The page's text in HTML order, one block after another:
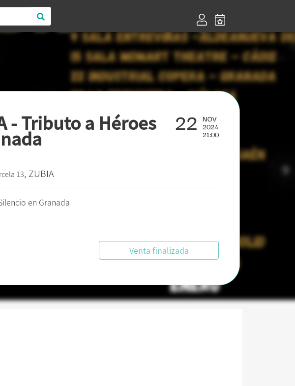
- Tributo a Héroes 22 NOV
2024
21:00
13, ZUBIA
en Granada
Venta finalizada